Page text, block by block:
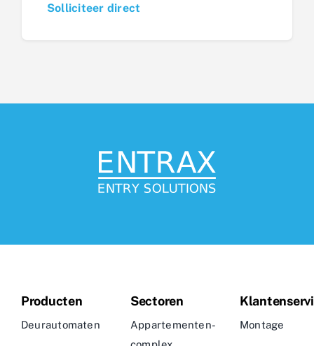
Solliciteer direct
Producten
Deurautomaten
Sectoren
Appartementen-
Montage